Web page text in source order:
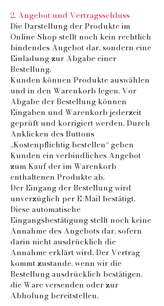
2. Angebot und Vertragsschluss
Die Darstellung der Produkte im
Online-Shop stellt noch kein rechtlich
bindendes Angebot dar, sondern eine
Einladung zur Abgabe einer
Bestellung.
Kunden können Produkte auswählen
und in den Warenkorb legen. Vor
Abgabe der Bestellung können
Eingaben und Warenkorb jederzeit
geprüft und korrigiert werden. Durch
Anklicken des Buttons
„Kostenpflichtig bestellen“ geben
Kunden ein verbindliches Angebot
zum Kauf der im Warenkorb
enthaltenen Produkte ab.
Der Eingang der Bestellung wird
unverzüglich per E-Mail bestätigt.
Diese automatische
Eingangsbestätigung stellt noch keine
Annahme des Angebots dar, sofern
darin nicht ausdrücklich die
Annahme erklärt wird. Der Vertrag
kommt zustande, wenn wir die
Bestellung ausdrücklich bestätigen,
die Ware versenden oder zur
Abholung bereitstellen.